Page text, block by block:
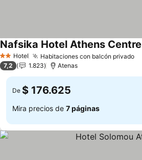
2 Estrellas
Hotel Habitaciones con balcón privado
Nafsika Hotel Athens Centre
7,2 1.823 Atenas
De $ 176.625
Mira precios de 7 páginas